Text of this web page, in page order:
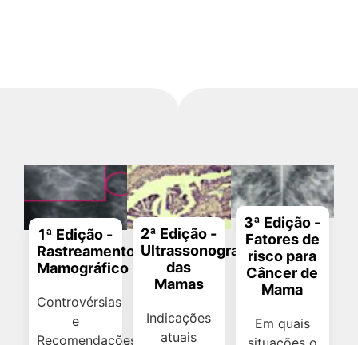
1ª Edição -
Rastreamento
Mamográfico
Controvérsias
e
Recomendações
2ª Edição -
Ultrassonografia
das
Mamas
Indicações
atuais
3ª Edição -
Fatores de
risco para
Câncer de
Mama
Em quais